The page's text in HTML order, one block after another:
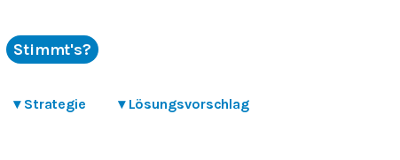
Stimmt's?
▾ Strategie ▾ Lösungsvorschlag